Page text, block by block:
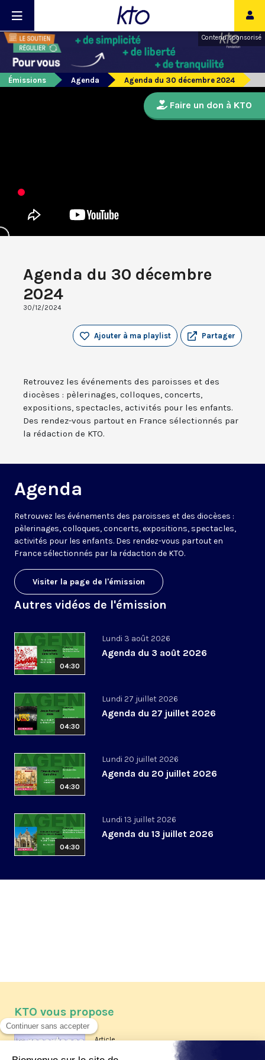
Contenu sponsorisé
Émissions Agenda Agenda du 30 décembre 2024
Agenda du 30 décembre
2024
30/12/2024
Partager
Ajouter à ma playlist
Retrouvez les événements des paroisses et des
diocèses : pèlerinages, colloques, concerts,
expositions, spectacles, activités pour les enfants.
Des rendez-vous partout en France sélectionnés par
la rédaction de KTO.
Agenda
Retrouvez les événements des paroisses et des diocèses :
pèlerinages, colloques, concerts, expositions, spectacles,
activités pour les enfants. Des rendez-vous partout en
France sélectionnés par la rédaction de KTO.
Visiter la page de l'émission
Autres vidéos de l'émission
04:30
Lundi 3 août 2026
Agenda du 3 août 2026
04:30
Lundi 27 juillet 2026
Agenda du 27 juillet 2026
04:30
Lundi 20 juillet 2026
Agenda du 20 juillet 2026
04:30
Lundi 13 juillet 2026
Agenda du 13 juillet 2026
Faire un don à KTO
KTO vous propose
Article
Les reportages d'été 2026 de KTO